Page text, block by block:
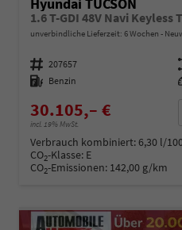
Hyundai TUCSON
1.6 T-GDI 48V Navi Keyless
unverbindliche Lieferzeit: 6 Wochen
Fahrzeugnummer 207657
Kraftstoff Benzin
30.105,– €
incl. 19% MwSt.
Verbrauch kombiniert:6,30 l/
CO2-Klasse: E
CO2-Emissionen: 142,00 g/km